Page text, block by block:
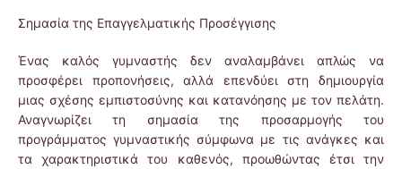
Σημασία της Επαγγελματικής Προσέγγισης
Ένας καλός γυμναστής δεν αναλαμβάνει απλώς να
προσφέρει προπονήσεις, αλλά επενδύει στη δημιουργία
μιας σχέσης εμπιστοσύνης και κατανόησης με τον πελάτη.
Αναγνωρίζει τη σημασία της προσαρμογής του
προγράμματος γυμναστικής σύμφωνα με τις ανάγκες και
τα χαρακτηριστικά του καθενός, προωθώντας έτσι την